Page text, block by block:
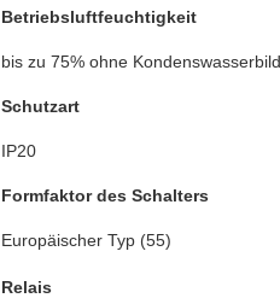
Betriebsluftfeuchtigkeit
bis zu 75% ohne
Schutzart
IP20
Formfaktor des Schalters
Europäischer Typ (55)
Relais